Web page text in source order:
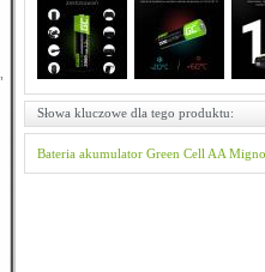
Słowa kluczowe dla tego produktu:
Bateria akumulator Green Cell AA